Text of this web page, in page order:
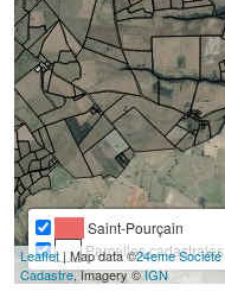
Saint-Pourçain
Parcelles
Leaflet | Map data ©24eme
Cadastre, Imagery ©IGN